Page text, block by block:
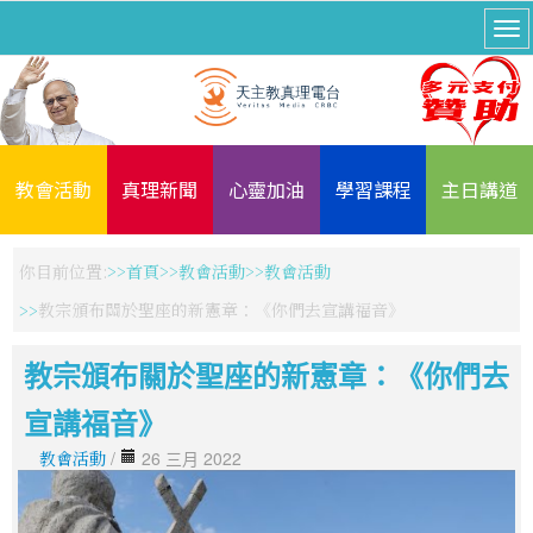
教會活動 真理新聞 心靈加油 學習課程 主日講道
你目前位置: 首頁 教會活動
教會活動
教宗頒布關於聖座的新憲章：《你們去宣講福音》
教宗頒布關於聖座的新憲章：《你們去
宣講福音》
教會活動 / 26 三月 2022